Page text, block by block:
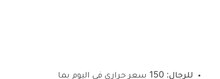
للرجال : 150 سعر حراري في اليوم بما